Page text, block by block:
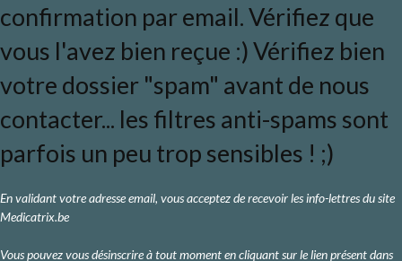
confirmation par email. Vérifiez que
vous l'avez bien reçue :) Vérifiez bien
votre dossier "spam" avant de nous
contacter... les filtres anti-spams sont
parfois un peu trop sensibles ! ;)
En validant votre adresse email, vous acceptez de recevoir les info-lettres du site
Medicatrix.be
Vous pouvez vous désinscrire à tout moment en cliquant sur le lien présent dans